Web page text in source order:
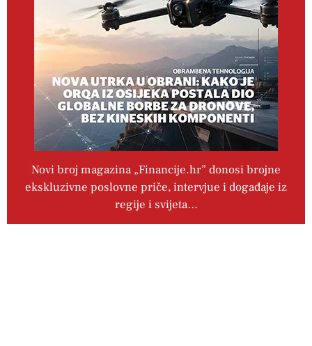
Novi broj magazina „Financije.hr” donosi brojne
ekskluzivne poslovne priče, intervjue i događaje iz
regije i svijeta…